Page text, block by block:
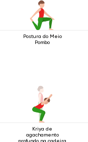
Postura do Meio
Pombo
Kriya de
agachamento
profundo na cadeira